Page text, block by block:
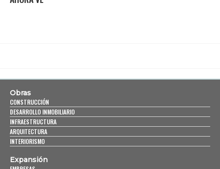
Obras
CONSTRUCCIÓN
DESARROLLO INMOBILIARIO
INFRAESTRUCTURA
ARQUITECTURA
INTERIORISMO
Expansión